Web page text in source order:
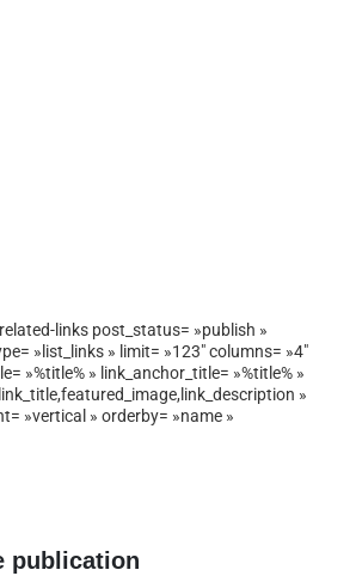
links post_status= »publish »
»list_links » limit= »123″ columns= »4″
»%title% » link_anchor_title= »%title% »
»
»vertical » orderby= »name »
publication